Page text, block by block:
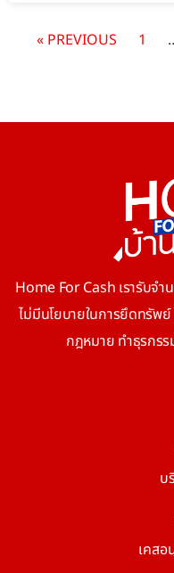
« PREVIOUS 1
Home For Cash เรารับจำ
ไม่มีนโยบายในการยึดทรัพ
กฎหมาย ทำธุรกร
บ
เคสอ